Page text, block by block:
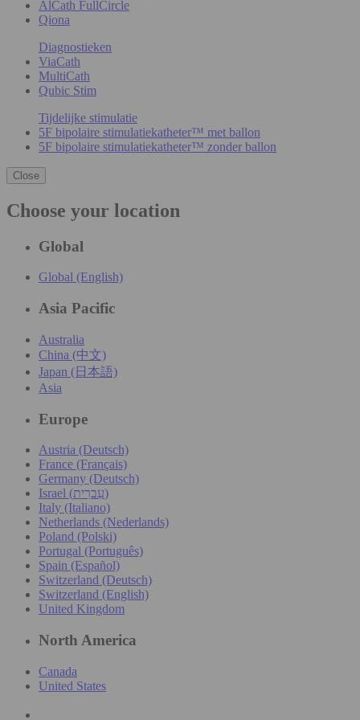
AlCath FullCircle
Qiona
Diagnostieken
ViaCath
MultiCath
Qubic Stim
Tijdelijke stimulatie
5F bipolaire stimulatiekatheter™ met ballon
5F bipolaire stimulatiekatheter™ zonder ballon
Close
Choose your location
Global
Global (English)
Asia Pacific
Australia
China (中文)
Japan (日本語)
Asia
Europe
Austria (Deutsch)
France (Français)
Germany (Deutsch)
Israel (עִברִית)
Italy (Italiano)
Netherlands (Nederlands)
Poland (Polski)
Portugal (Português)
Spain (Español)
Switzerland (Deutsch)
Switzerland (English)
United Kingdom
North America
Canada
United States